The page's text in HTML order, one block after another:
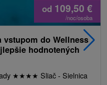
od 109,50 €
/noc/osoba
vstupom do Wellness
hodnotených
★★★★ Sliač - Sielnica